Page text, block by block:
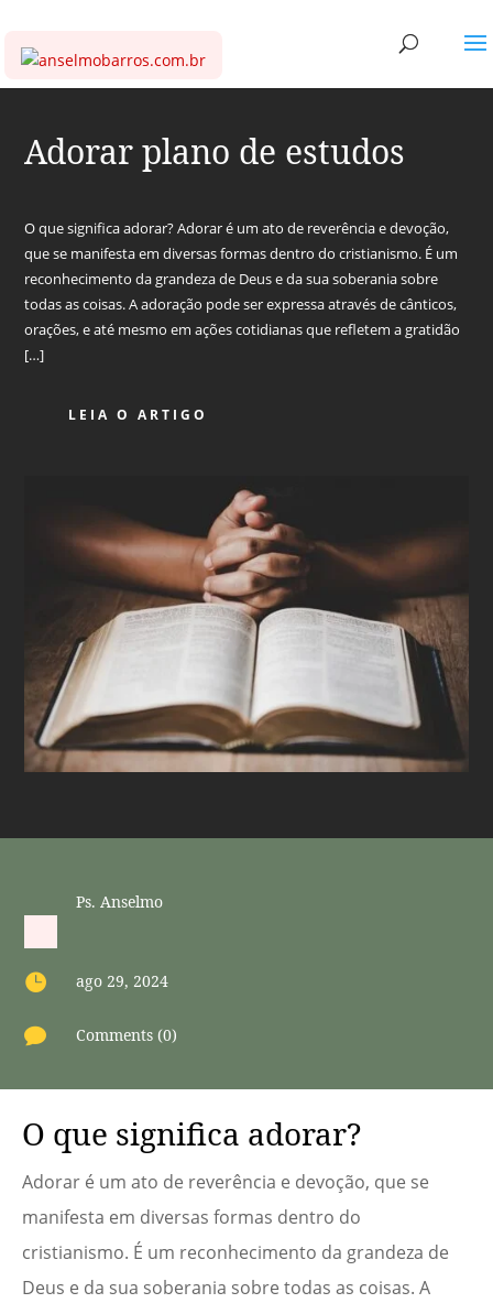
Adorar plano de estudos
O que significa adorar? Adorar é um ato de reverência e devoção,
que se manifesta em diversas formas dentro do cristianismo. É um
reconhecimento da grandeza de Deus e da sua soberania sobre
todas as coisas. A adoração pode ser expressa através de cânticos,
orações, e até mesmo em ações cotidianas que refletem a gratidão
[…]
LEIA O ARTIGO
Ps. Anselmo
 ago 29, 2024
 Comments (0)
O que significa adorar?
Adorar é um ato de reverência e devoção, que se
manifesta em diversas formas dentro do
cristianismo. É um reconhecimento da grandeza de
Deus e da sua soberania sobre todas as coisas. A